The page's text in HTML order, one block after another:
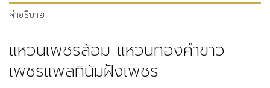
คำอธิบาย
แหวนเพชรล้อม แหวนทองคำขาว
เพชรแพลทินัมฝังเพชร